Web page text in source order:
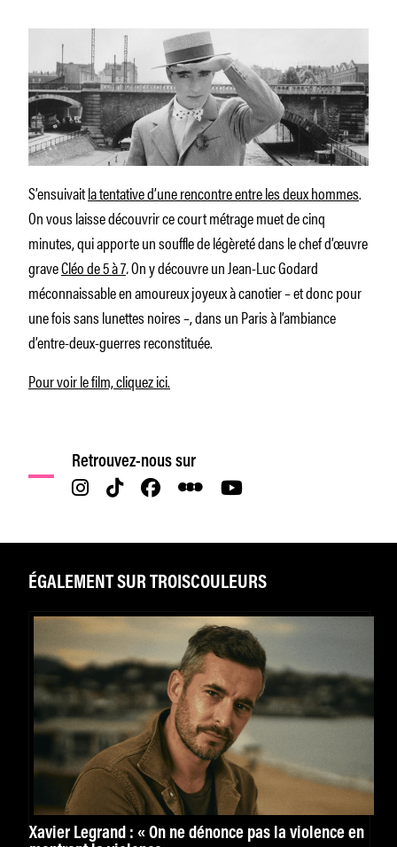
S’ensuivaitla tentative d’une rencontre entre les deux hommes.
On vous laisse découvrir ce court métrage muet de cinq
minutes, qui apporte un souffle de légèreté dans le chef d’œuvre
graveCléo de 5 à 7.On y découvre un Jean-Luc Godard
méconnaissable en amoureux joyeux à canotier – et donc pour
une fois sans lunettes noires –, dans un Paris à l’ambiance
d’entre-deux-guerres reconstituée.
Pour voir le film, cliquez ici.
Retrouvez-nous sur
ÉGALEMENT SUR TROISCOULEURS
Xavier Legrand : « On ne dénonce pas la violence en